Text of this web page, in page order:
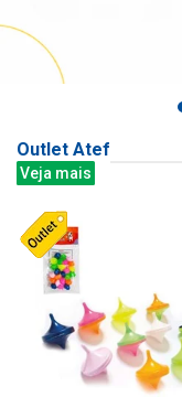
Outlet Atef
Veja mais